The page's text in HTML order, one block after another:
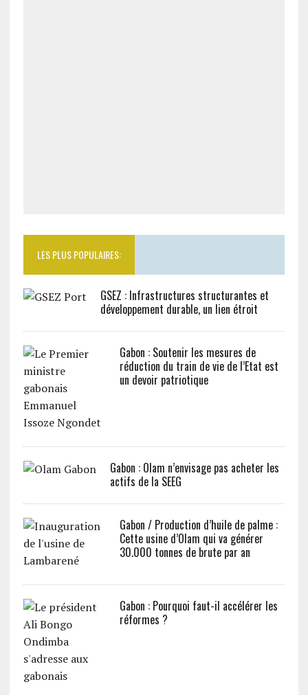
LES PLUS POPULAIRES:
GSEZ : Infrastructures structurantes et
développement durable, un lien étroit
Gabon : Soutenir les mesures de
réduction du train de vie de l’Etat est
un devoir patriotique
Gabon : Olam n’envisage pas acheter les
actifs de la SEEG
Gabon / Production d’huile de palme :
Cette usine d’Olam qui va générer
30.000 tonnes de brute par an
Gabon : Pourquoi faut-il accélérer les
réformes ?